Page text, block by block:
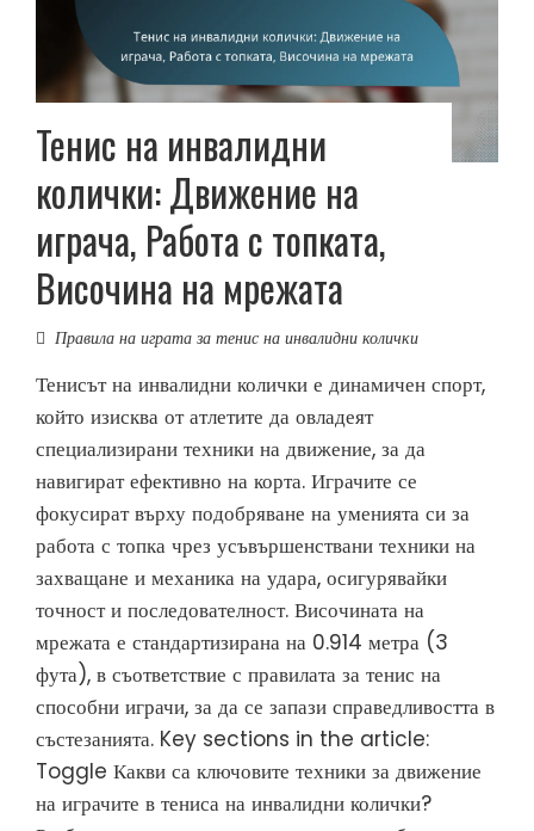
Тенис на инвалидни
колички: Движение на
играча, Работа с топката,
Височина на мрежата
Правила на играта за тенис на инвалидни колички
Тенисът на инвалидни колички е динамичен спорт,
който изисква от атлетите да овладеят
специализирани техники на движение, за да
навигират ефективно на корта. Играчите се
фокусират върху подобряване на уменията си за
работа с топка чрез усъвършенствани техники на
захващане и механика на удара, осигурявайки
точност и последователност. Височината на
мрежата е стандартизирана на 0.914 метра (3
фута), в съответствие с правилата за тенис на
способни играчи, за да се запази справедливостта в
състезанията. Key sections in the article:
Toggle Какви са ключовите техники за движение
на играчите в тениса на инвалидни колички?